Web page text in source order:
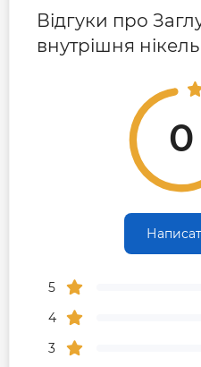
Відгуки про
внутрішня
0
5
4
3